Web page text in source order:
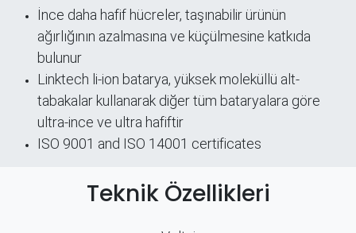
İnce daha hafif hücreler, taşınabilir ürünün
ağırlığının azalmasına ve küçülmesine katkıda
bulunur
Linktech li-ion batarya, yüksek moleküllü alt-
tabakalar kullanarak diğer tüm bataryalara göre
ultra-ince ve ultra hafiftir
ISO 9001 and ISO 14001 certificates
Teknik Özellikleri